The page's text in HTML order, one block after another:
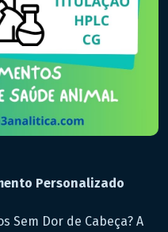
Personalizado
Sem Dor de Cabeça? A